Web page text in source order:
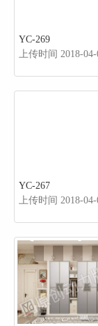
YC-269
上传时间 2018-04-
YC-267
上传时间 2018-04-